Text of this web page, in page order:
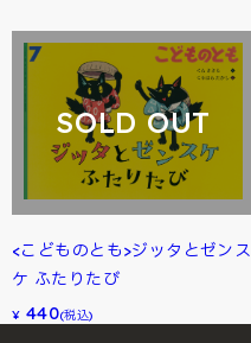
SOLD OUT
<こどものとも>ジッタとゼンス
ケ ふたりたび
¥ 440(税込)